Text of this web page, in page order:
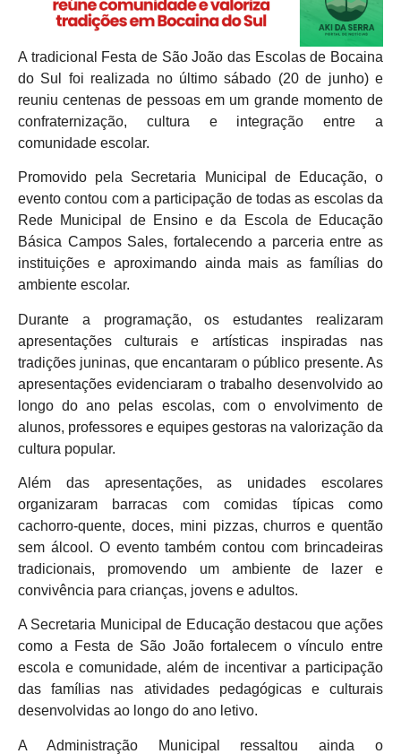
A tradicional Festa de São João das Escolas de Bocaina
do Sul foi realizada no último sábado (20 de junho) e
reuniu centenas de pessoas em um grande momento de
confraternização, cultura e integração entre a
comunidade escolar.
Promovido pela Secretaria Municipal de Educação, o
evento contou com a participação de todas as escolas da
Rede Municipal de Ensino e da Escola de Educação
Básica Campos Sales, fortalecendo a parceria entre as
instituições e aproximando ainda mais as famílias do
ambiente escolar.
Durante a programação, os estudantes realizaram
apresentações culturais e artísticas inspiradas nas
tradições juninas, que encantaram o público presente. As
apresentações evidenciaram o trabalho desenvolvido ao
longo do ano pelas escolas, com o envolvimento de
alunos, professores e equipes gestoras na valorização da
cultura popular.
Além das apresentações, as unidades escolares
organizaram barracas com comidas típicas como
cachorro-quente, doces, mini pizzas, churros e quentão
sem álcool. O evento também contou com brincadeiras
tradicionais, promovendo um ambiente de lazer e
convivência para crianças, jovens e adultos.
A Secretaria Municipal de Educação destacou que ações
como a Festa de São João fortalecem o vínculo entre
escola e comunidade, além de incentivar a participação
das famílias nas atividades pedagógicas e culturais
desenvolvidas ao longo do ano letivo.
A Administração Municipal ressaltou ainda o